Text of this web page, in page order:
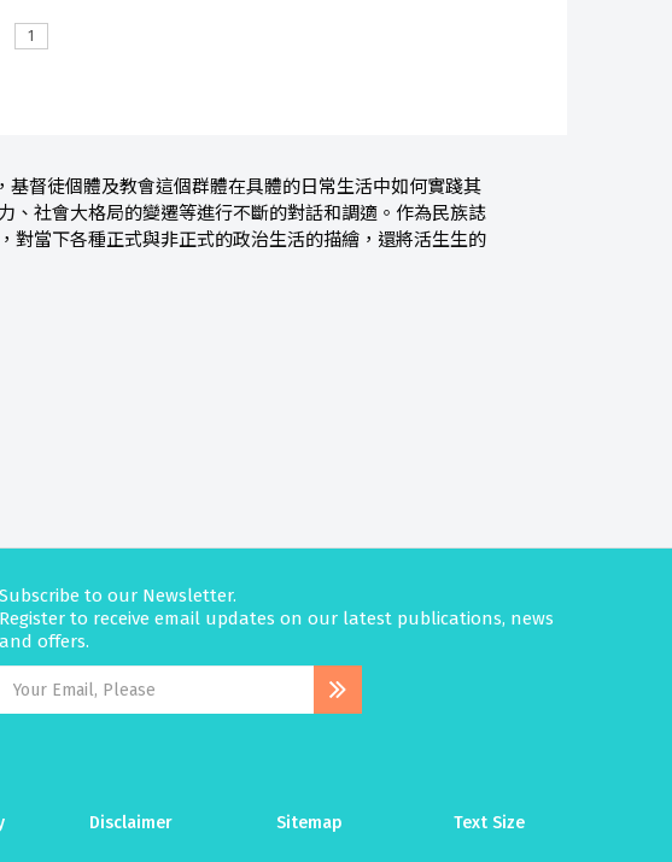
督徒個體及教會這個群體在具體的日常生活中如何實踐其
、社會大格局的變遷等進行不斷的對話和調適。作為民族誌
對當下各種正式與非正式的政治生活的描繪，還將活生生的
Subscribe to our Newsletter.
Register to receive email updates on our latest publications, news
and offers.
Disclaimer Sitemap Text Size